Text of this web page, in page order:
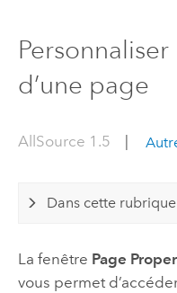
d’une page
AllSource 1.5
Dans cette rubrique
La fenêtre Page
vous permet